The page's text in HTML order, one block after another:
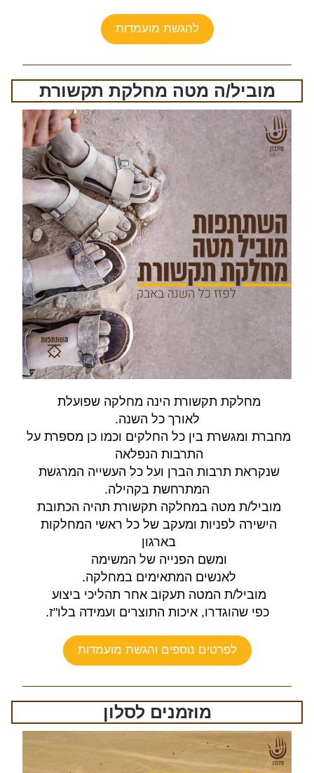
להגשת מועמדות
מוביל/ה מטה מחלקת תקשורת
מחלקת תקשורת הינה מחלקה שפועלת
לאורך כל השנה.
התרבות הנפלאה
המתרחשת בקהילה.
בארגון
ומשם הפנייה של המשימה
לאנשים המתאימים במחלקה.
מוביל/ת המטה תעקוב אחר תהליכי ביצוע
כפי שהוגדרו, איכות התוצרים ועמידה בלו"ז.
לפרטים נוספים והגשת מועמדות
מוזמנים לסלון